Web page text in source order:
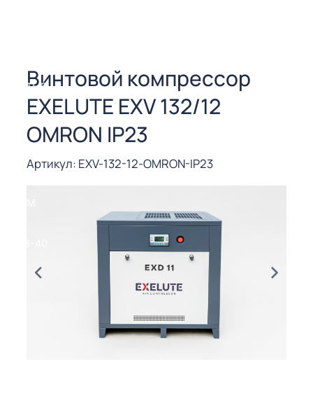
Винтовой компрессор
EXELUTE EXV 132/12
OMRON IP23
Артикул: EXV-132-12-OMRON-IP23